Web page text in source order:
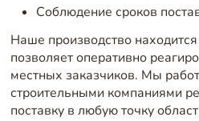
Соблюдение сроков
Наше производство
позволяет оперативно
местных заказчиков. Мы
строительными компаниями
поставку в любую точку